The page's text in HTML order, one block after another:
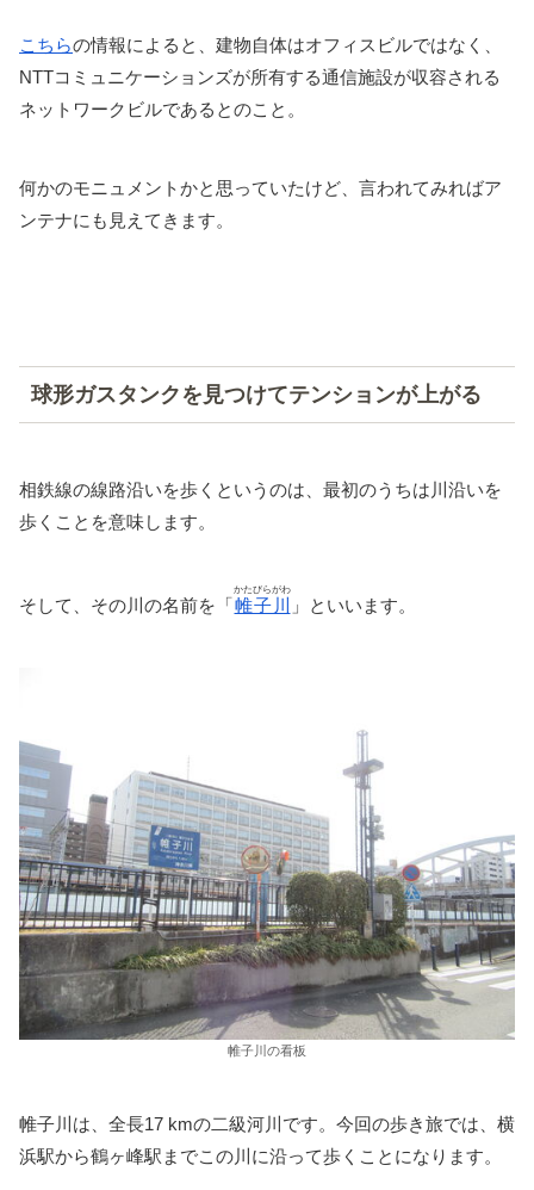
こちらの情報によると、建物自体はオフィスビルではなく、
NTTコミュニケーションズが所有する通信施設が収容される
ネットワークビルであるとのこと。
何かのモニュメントかと思っていたけど、言われてみればア
ンテナにも見えてきます。
球形ガスタンクを見つけてテンションが上がる
相鉄線の線路沿いを歩くというのは、最初のうちは川沿いを
歩くことを意味します。
そして、その川の名前を「帷子川
かたびらがわ
」といいます。
帷子川の看板
帷子川は、全長17 kmの二級河川です。今回の歩き旅では、横
浜駅から鶴ヶ峰駅までこの川に沿って歩くことになります。